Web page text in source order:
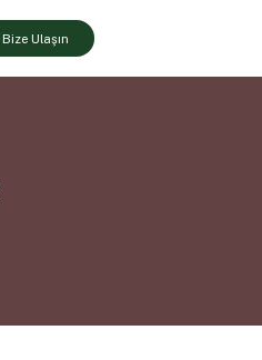
Bize Ulaşın